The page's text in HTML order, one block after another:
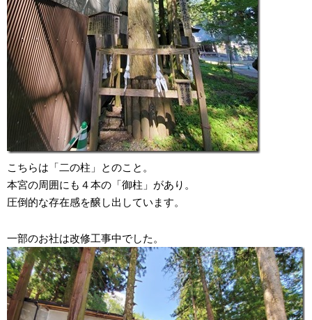
こちらは「二の柱」とのこと。
本宮の周囲にも４本の「御柱」があり。
圧倒的な存在感を醸し出しています。
一部のお社は改修工事中でした。